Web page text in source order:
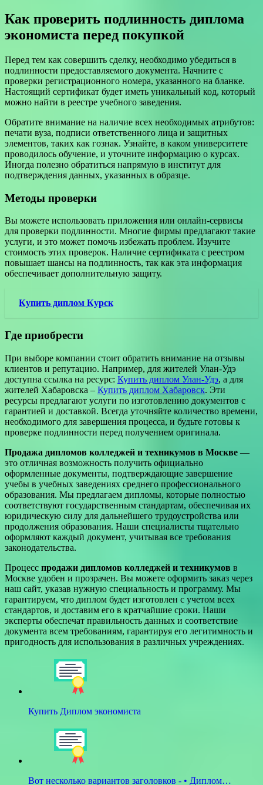
Как проверить подлинность диплома
экономиста перед покупкой
Перед тем как совершить сделку, необходимо убедиться в
подлинности предоставляемого документа. Начните с
проверки регистрационного номера, указанного на бланке.
Настоящий сертификат будет иметь уникальный код, который
можно найти в реестре учебного заведения.
Обратите внимание на наличие всех необходимых атрибутов:
печати вуза, подписи ответственного лица и защитных
элементов, таких как гознак. Узнайте, в каком университете
проводилось обучение, и уточните информацию о курсах.
Иногда полезно обратиться напрямую в институт для
подтверждения данных, указанных в образце.
Методы проверки
Вы можете использовать приложения или онлайн-сервисы
для проверки подлинности. Многие фирмы предлагают такие
услуги, и это может помочь избежать проблем. Изучите
стоимость этих проверок. Наличие сертификата с реестром
повышает шансы на подлинность, так как эта информация
обеспечивает дополнительную защиту.
Купить диплом Курск
Где приобрести
При выборе компании стоит обратить внимание на отзывы
клиентов и репутацию. Например, для жителей Улан-Удэ
доступна ссылка на ресурс: Купить диплом Улан-Удэ, а для
жителей Хабаровска – Купить диплом Хабаровск. Эти
ресурсы предлагают услуги по изготовлению документов с
гарантией и доставкой. Всегда уточняйте количество времени,
необходимого для завершения процесса, и будьте готовы к
проверке подлинности перед получением оригинала.
Продажа дипломов колледжей и техникумов в Москве —
это отличная возможность получить официально
оформленные документы, подтверждающие завершение
учебы в учебных заведениях среднего профессионального
образования. Мы предлагаем дипломы, которые полностью
соответствуют государственным стандартам, обеспечивая их
юридическую силу для дальнейшего трудоустройства или
продолжения образования. Наши специалисты тщательно
оформляют каждый документ, учитывая все требования
законодательства.
Процесс продажи дипломов колледжей и техникумов в
Москве удобен и прозрачен. Вы можете оформить заказ через
наш сайт, указав нужную специальность и программу. Мы
гарантируем, что диплом будет изготовлен с учетом всех
стандартов, и доставим его в кратчайшие сроки. Наши
эксперты обеспечат правильность данных и соответствие
документа всем требованиям, гарантируя его легитимность и
пригодность для использования в различных учреждениях.
Купить Диплом экономиста
Вот несколько вариантов заголовков - • Диплом…